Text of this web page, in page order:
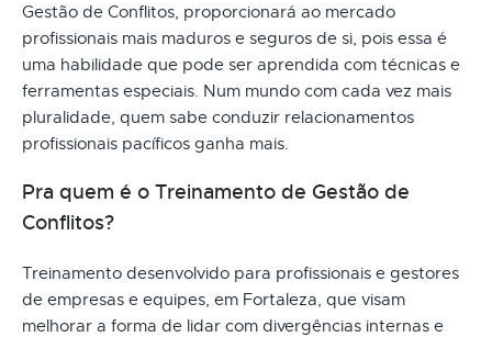
Gestão de Conflitos, proporcionará ao mercado
profissionais mais maduros e seguros de si, pois essa é
uma habilidade que pode ser aprendida com técnicas e
ferramentas especiais. Num mundo com cada vez mais
pluralidade, quem sabe conduzir relacionamentos
profissionais pacíficos ganha mais.
Pra quem é o Treinamento de Gestão de
Conflitos?
Treinamento desenvolvido para profissionais e gestores
de empresas e equipes, em Fortaleza, que visam
melhorar a forma de lidar com divergências internas e